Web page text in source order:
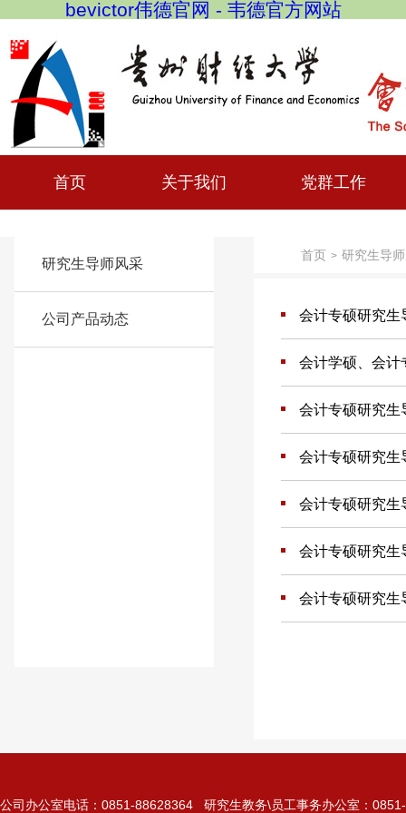
bevictor伟德官网 - 韦德官方网站
首页 关于我们 党群工作
研究生导师风采
公司产品动态
首页 > 研究生导
会计专硕研究
会计学硕、会
会计专硕研究
会计专硕研究
会计专硕研究
会计专硕研究
会计专硕研究
公司办公室电话：0851-88628364 研究生教务\员工事务办公室：